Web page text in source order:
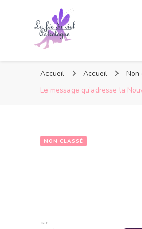
Accueil Accueil
Non
Le message qu’adresse la
NON CLASSÉ
par